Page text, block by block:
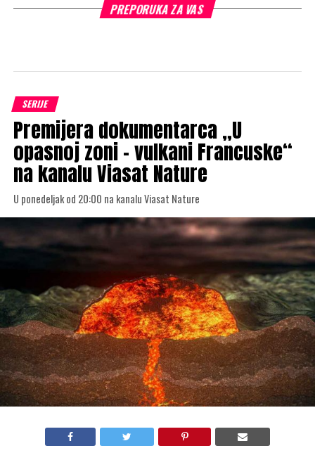
PREPORUKA ZA VAS
SERIJE
Premijera dokumentarca „U
opasnoj zoni – vulkani Francuske“
na kanalu Viasat Nature
U ponedeljak od 20:00 na kanalu Viasat Nature